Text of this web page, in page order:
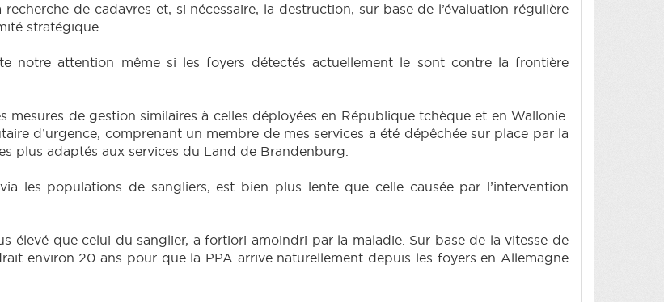
de cadavres et, si nécessaire, la destruction, sur base de l’évaluation régulière
stratégique.
notre attention même si les foyers détectés actuellement le sont contre la frontière
de gestion similaires à celles déployées en République tchèque et en Wallonie.
d’urgence, comprenant un membre de mes services a été dépêchée sur place par la
plus adaptés aux services du Land de Brandenburg.
les populations de sangliers, est bien plus lente que celle causée par l’intervention
élevé que celui du sanglier, a fortiori amoindri par la maladie. Sur base de la vitesse de
environ 20 ans pour que la PPA arrive naturellement depuis les foyers en Allemagne